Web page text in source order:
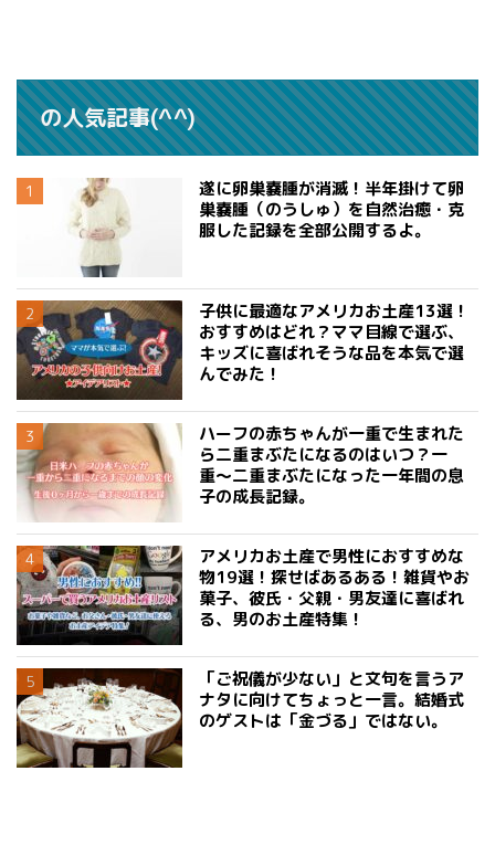
の人気記事(^^)
遂に卵巣嚢腫が消滅！半年掛けて卵
巣嚢腫（のうしゅ）を自然治癒・克
服した記録を全部公開するよ。
子供に最適なアメリカお土産13選！
おすすめはどれ？ママ目線で選ぶ、
キッズに喜ばれそうな品を本気で選
んでみた！
ハーフの赤ちゃんが一重で生まれた
ら二重まぶたになるのはいつ？一
重〜二重まぶたになった一年間の息
子の成長記録。
アメリカお土産で男性におすすめな
物19選！探せばあるある！雑貨やお
菓子、彼氏・父親・男友達に喜ばれ
る、男のお土産特集！
「ご祝儀が少ない」と文句を言うア
ナタに向けてちょっと一言。結婚式
のゲストは「金づる」ではない。